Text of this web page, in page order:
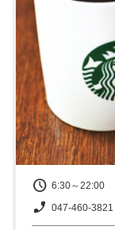
6:30～22:00
047-460-3821